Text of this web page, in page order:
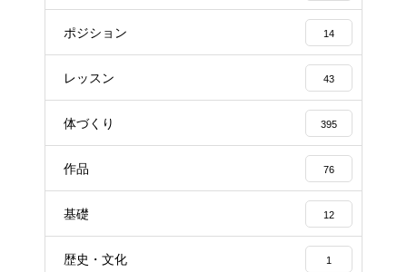
ポジション 14
レッスン 43
体づくり 395
作品 76
基礎 12
歴史・文化 1